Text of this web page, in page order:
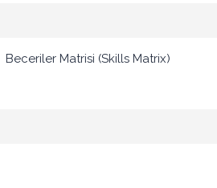
Beceriler Matrisi (Skills Matrix)